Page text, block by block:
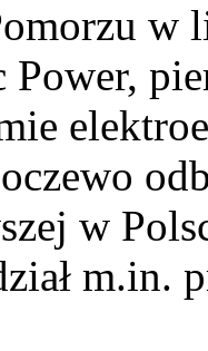
w
w
m.in.